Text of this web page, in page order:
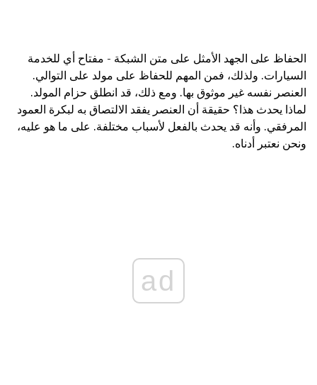
الحفاظ على الجهد الأمثل على متن الشبكة - مفتاح أي للخدمة
السيارات. ولذلك، فمن المهم للحفاظ على مولد على التوالي.
العنصر نفسه غير موثوق بها. ومع ذلك، قد انطلق حزام المولد.
لماذا يحدث هذا؟ حقيقة أن العنصر يفقد الالتصاق به لبكرة العمود
المرفقي. وأنه قد يحدث بالفعل لأسباب مختلفة. على ما هو عليه،
ونحن نعتبر أدناه.
ad